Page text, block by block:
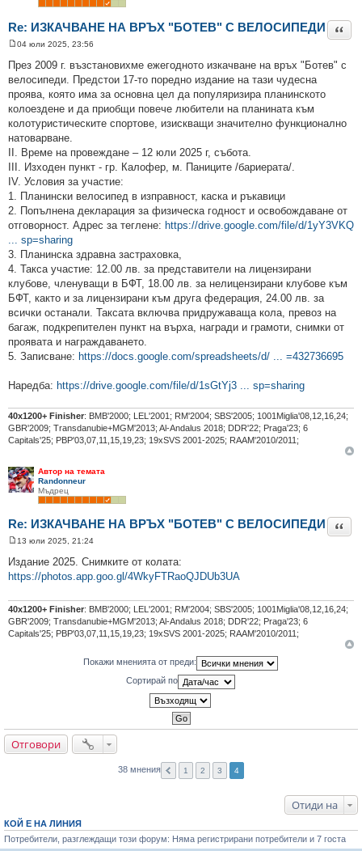
Re: ИЗКАЧВАНЕ НА ВРЪХ "БОТЕВ" С ВЕЛОСИПЕДИ
е
н
е
04 юли 2025, 23:56
През 2009 г. възстановихме ежегодното изкачване на връх "Ботев" с
велосипеди. Предстои 17-то поредно издание на тази чудесна
проява, която има за основна цел да популяризира планинското
колоездене и да приобщи повече любители на планината към
колотуристическите спортове, изискващи значително функционално
натоварване.
II. Време на провеждане – 12 юли 2025 г, събота.
III. Изходен пункт - гр. Калофер, м. Паниците /бариерата/.
IV. Условия за участие:
1. Планински велосипед в изправност, каска и ръкавици
2. Попълнена декларация за физическа годност и освобождаване от
отговорност. Адрес за теглене: https://drive.google.com/file/d/1yY3VKQ
... sp=sharing
3. Планинска здравна застраховка,
4. Такса участие: 12.00 лв. за представители на лицензирани
клубове, членуващи в БФТ, 18.00 лв. за нелицензирани клубове към
БФТ, както и за лицензирани към друга федерация, 24.00 лв. за
всички останали. Таксата включва придружаваща кола, превоз на
багаж, подкрепителен пункт на върха, награди и грамоти, снимки от
проявата и награждаването.
5. Записване: https://docs.google.com/spreadsheets/d/ ... =432736695
Наредба: https://drive.google.com/file/d/1sGtYj3 ... sp=sharing
40х1200+ Finisher: BMB'2000; LEL'2001; RM'2004; SBS'2005; 1001Miglia'08,12,16,24;
GBR'2009; Transdanubie+MGM'2013; Al-Andalus 2018; DDR'22; Praga'23; 6
Capitals'25; PBP'03,07,11,15,19,23; 19xSVS 2001-2025; RAAM'2010/2011;
Автор на темата
Randonneur
Мъдрец
Re: ИЗКАЧВАНЕ НА ВРЪХ "БОТЕВ" С ВЕЛОСИПЕДИ
е
н
13 юли 2025, 21:24
Издание 2025. Снимките от колата:
https://photos.app.goo.gl/4WkyFTRaoQJDUb3UA
40х1200+ Finisher: BMB'2000; LEL'2001; RM'2004; SBS'2005; 1001Miglia'08,12,16,24;
GBR'2009; Transdanubie+MGM'2013; Al-Andalus 2018; DDR'22; Praga'23; 6
Capitals'25; PBP'03,07,11,15,19,23; 19xSVS 2001-2025; RAAM'2010/2011;
Покажи мненията от преди:
Сортирай по
Отговори
38 мнения 1 2 3 4
Отиди на
КОЙ Е НА ЛИНИЯ
Потребители, разглеждащи този форум: Няма регистрирани потребители и 7 госта